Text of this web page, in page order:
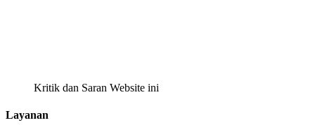
Kritik dan Saran Website ini
Layanan